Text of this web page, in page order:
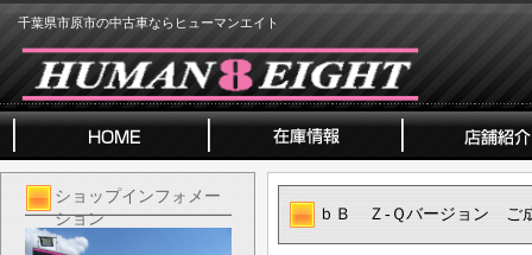
千葉県市原市の中古車ならヒューマンエイト
ショップインフォメー
ション
ｂＢ Ｚ-Ｑバージョン ご